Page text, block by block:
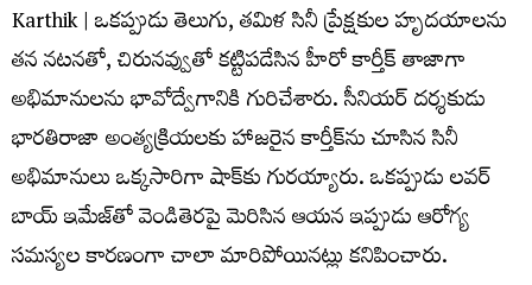
Karthik | ఒకప్పుడు తెలుగు, తమిళ సినీ ప్రేక్షకుల హృదయాలను
తన నటనతో, చిరునవ్వుతో కట్టిపడేసిన హీరో కార్తీక్ తాజాగా
అభిమానులను భావోద్వేగానికి గురిచేశారు. సీనియర్ దర్శకుడు
భారతిరాజా అంత్యక్రియలకు హాజరైన కార్తీక్‌ను చూసిన సినీ
అభిమానులు ఒక్కసారిగా షాక్‌కు గురయ్యారు. ఒకప్పుడు లవర్
బాయ్ ఇమేజ్‌తో వెండితెరపై మెరిసిన ఆయన ఇప్పుడు ఆరోగ్య
సమస్యల కారణంగా చాలా మారిపోయినట్లు కనిపించారు.